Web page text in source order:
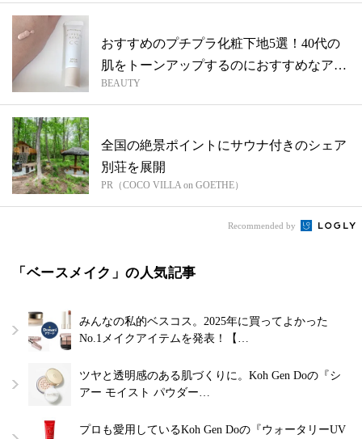
おすすめのプチプラ化粧下地5選！40代の
肌をトーンアップするのにおすすめなアイ
テ...
BEAUTY
全国の絶景ポイントにサウナ付きのシェア
別荘を展開
PR（COCO VILLA on GOETHE）
Recommended by
「ベースメイク」の人気記事
みんなの私的ベスコス。2025年に買ってよかった
No.1メイクアイテムを発表！【…
ツヤと透明感のある肌づくりに。Koh Gen Doの『シ
アー モイスト パウダー…
プロも愛用しているKoh Gen Doの『ウォータリーUV